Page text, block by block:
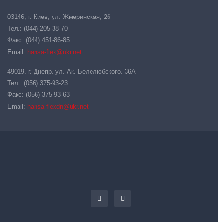
03146, г. Киев, ул. Жмеринская, 26
Тел.: (044) 205-38-70
Факс: (044) 451-86-85
Email: hansa-flex@ukr.net
49019, г. Днепр, ул. Ак. Белелюбского, 36А
Тел.: (056) 375-93-23
Факс: (056) 375-93-63
Email: hansa-flexdn@ukr.net